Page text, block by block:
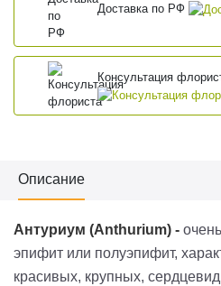
Доставка по РФ
Консультация
Описание
Антуриум (Anthurium) -
эпифит или полуэпифит,
красивых, крупных,